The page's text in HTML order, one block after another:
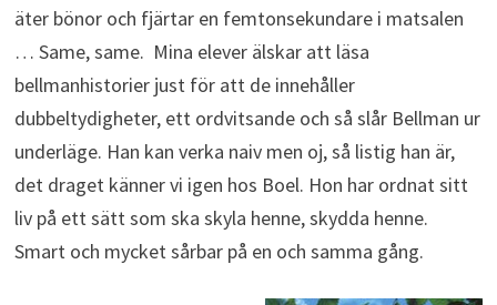
äter bönor och fjärtar en femtonsekundare i matsalen
… Same, same. Mina elever älskar att läsa
bellmanhistorier just för att de innehåller
dubbeltydigheter, ett ordvitsande och så slår Bellman ur
underläge. Han kan verka naiv men oj, så listig han är,
det draget känner vi igen hos Boel. Hon har ordnat sitt
liv på ett sätt som ska skyla henne, skydda henne.
Smart och mycket sårbar på en och samma gång.